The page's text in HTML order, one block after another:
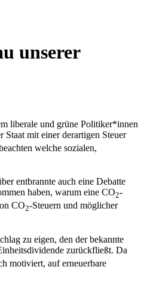
unserer
liberale und grüne Politiker*innen
mit einer derartigen Steuer
welche sozialen,
entbrannte auch eine Debatte
haben, warum eine CO2-
CO2-Steuern und möglicher
zu eigen, den der bekannte
zurückfließt. Da
motiviert, auf erneuerbare